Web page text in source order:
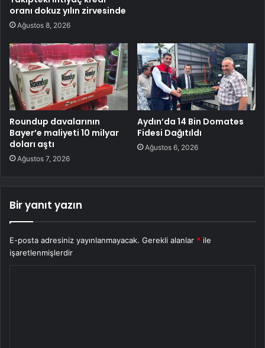
oranı dokuz yılın zirvesinde
Ağustos 8, 2026
Roundup davalarının
Bayer’e maliyeti 10 milyar
doları aştı
Ağustos 7, 2026
Aydın’da 14 Bin Domates
Fidesi Dağıtıldı
Ağustos 6, 2026
Bir yanıt yazın
E-posta adresiniz yayınlanmayacak. Gerekli alanlar * ile
işaretlenmişlerdir